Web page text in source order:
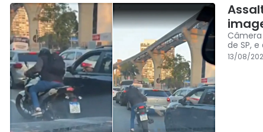
de SP,
13/08/